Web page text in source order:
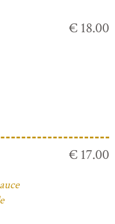
€ 18.00
€ 17.00